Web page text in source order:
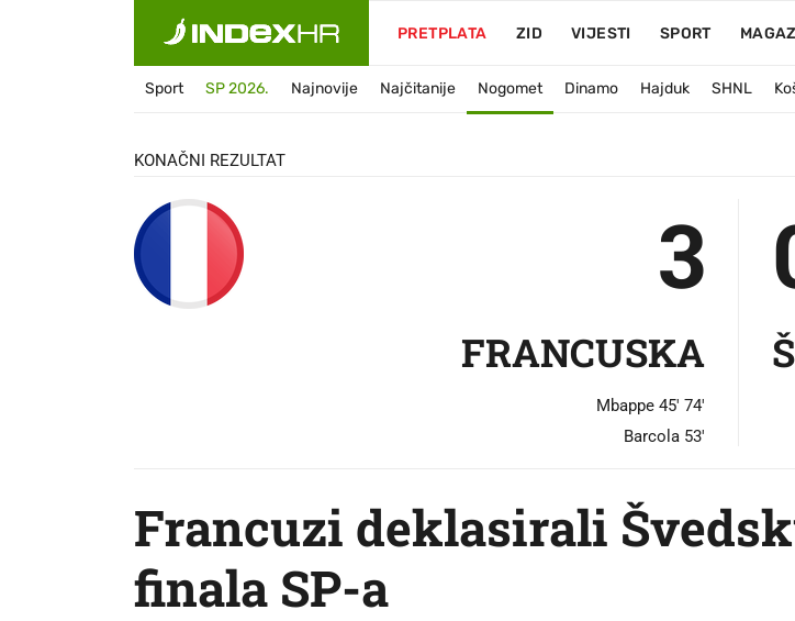
PRETPLATA ZID VIJESTI SPORT
Sport SP 2026. Najnovije Najčitanije Nogomet Dinamo Hajduk SHNL
FRA 3 - 0 ŠVE
KONAČNI REZULTAT
3
FRANCUSKA
Mbappe 45' 74'
Barcola 53'
Francuzi deklasirali
finala SP-a